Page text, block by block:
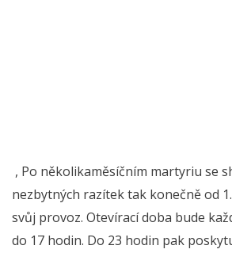
, Po několikaměsíčním martyriu se
nezbytných razítek tak konečně od
svůj provoz. Otevírací doba bude
do 17 hodin. Do 23 hodin pak